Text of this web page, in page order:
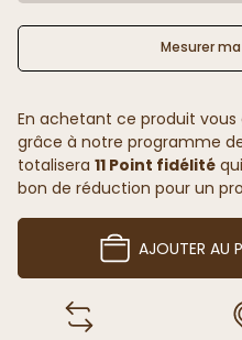
Mesurer
En achetant ce produit vous
grâce à notre programme
totalisera 11 Point fidélité
bon de réduction pour un
AJOUTER AU